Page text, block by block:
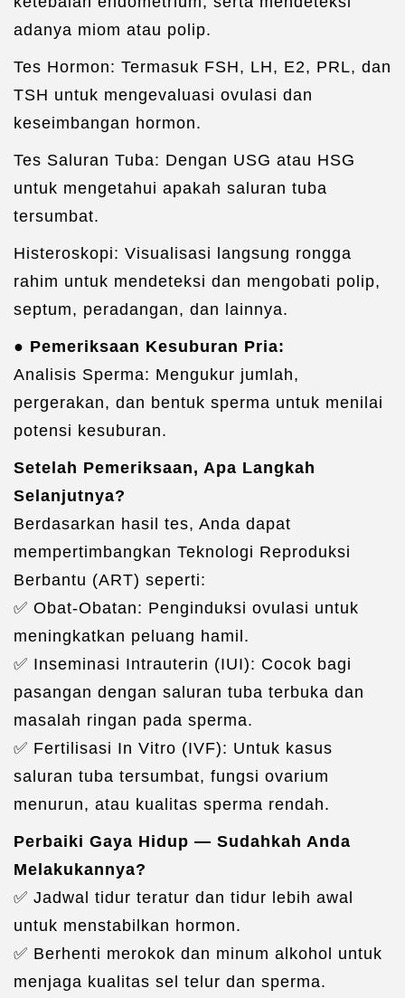
adanya miom atau polip.
Tes Hormon: Termasuk FSH, LH, E2, PRL, dan
TSH untuk mengevaluasi ovulasi dan
keseimbangan hormon.
Tes Saluran Tuba: Dengan USG atau HSG
untuk mengetahui apakah saluran tuba
tersumbat.
Histeroskopi: Visualisasi langsung rongga
rahim untuk mendeteksi dan mengobati polip,
septum, peradangan, dan lainnya.
● Pemeriksaan Kesuburan Pria:
Analisis Sperma: Mengukur jumlah,
pergerakan, dan bentuk sperma untuk menilai
potensi kesuburan.
Setelah Pemeriksaan, Apa Langkah
Selanjutnya?
Berdasarkan hasil tes, Anda dapat
mempertimbangkan Teknologi Reproduksi
Berbantu (ART) seperti:
✅ Obat-Obatan: Penginduksi ovulasi untuk
meningkatkan peluang hamil.
✅ Inseminasi Intrauterin (IUI): Cocok bagi
pasangan dengan saluran tuba terbuka dan
masalah ringan pada sperma.
✅ Fertilisasi In Vitro (IVF): Untuk kasus
saluran tuba tersumbat, fungsi ovarium
menurun, atau kualitas sperma rendah.
Perbaiki Gaya Hidup — Sudahkah Anda
Melakukannya?
✅ Jadwal tidur teratur dan tidur lebih awal
untuk menstabilkan hormon.
✅ Berhenti merokok dan minum alkohol untuk
menjaga kualitas sel telur dan sperma.